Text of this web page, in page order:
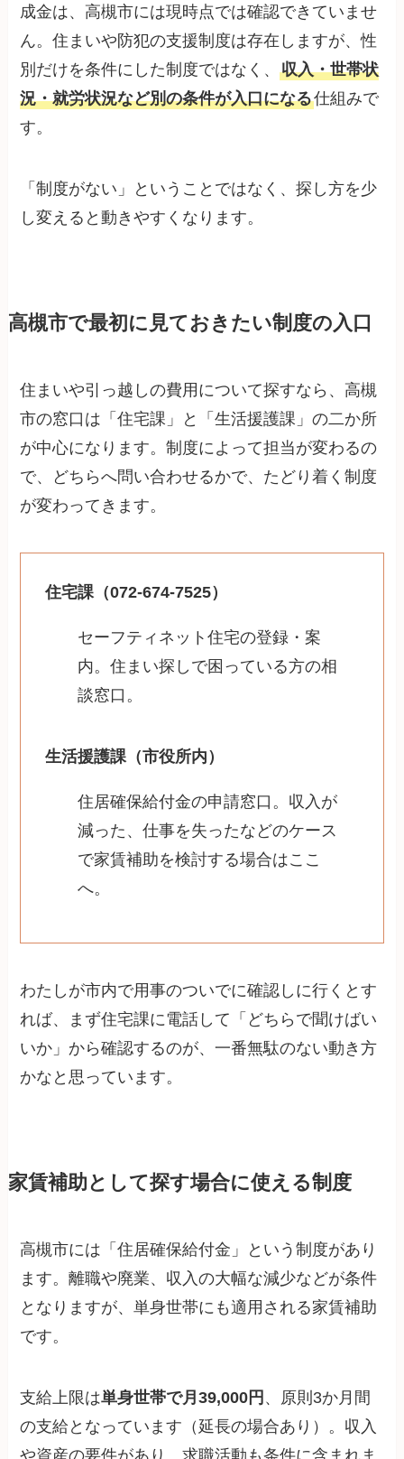
成金は、高槻市には現時点では確認できていませ
ん。住まいや防犯の支援制度は存在しますが、性
別だけを条件にした制度ではなく、収入・世帯状
況・就労状況など別の条件が入口になる仕組みで
す。
「制度がない」ということではなく、探し方を少
し変えると動きやすくなります。
高槻市で最初に見ておきたい制度の入口
住まいや引っ越しの費用について探すなら、高槻
市の窓口は「住宅課」と「生活援護課」の二か所
が中心になります。制度によって担当が変わるの
で、どちらへ問い合わせるかで、たどり着く制度
が変わってきます。
住宅課（072-674-7525）
セーフティネット住宅の登録・案
内。住まい探しで困っている方の相
談窓口。
生活援護課（市役所内）
住居確保給付金の申請窓口。収入が
減った、仕事を失ったなどのケース
で家賃補助を検討する場合はここ
へ。
わたしが市内で用事のついでに確認しに行くとす
れば、まず住宅課に電話して「どちらで聞けばい
いか」から確認するのが、一番無駄のない動き方
かなと思っています。
家賃補助として探す場合に使える制度
高槻市には「住居確保給付金」という制度があり
ます。離職や廃業、収入の大幅な減少などが条件
となりますが、単身世帯にも適用される家賃補助
です。
支給上限は単身世帯で月39,000円 、原則3か月間
の支給となっています（延長の場合あり）。収入